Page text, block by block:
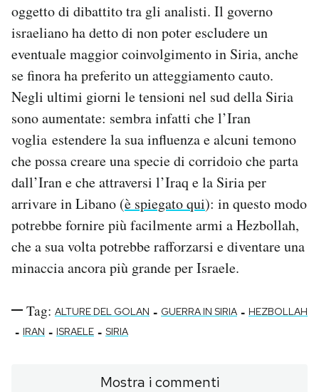
oggetto di dibattito tra gli analisti. Il governo
israeliano ha detto di non poter escludere un
eventuale maggior coinvolgimento in Siria, anche
se finora ha preferito un atteggiamento cauto.
Negli ultimi giorni le tensioni nel sud della Siria
sono aumentate: sembra infatti che l’Iran
voglia estendere la sua influenza e alcuni temono
che possa creare una specie di corridoio che parta
dall’Iran e che attraversi l’Iraq e la Siria per
arrivare in Libano (è spiegato qui): in questo modo
potrebbe fornire più facilmente armi a Hezbollah,
che a sua volta potrebbe rafforzarsi e diventare una
minaccia ancora più grande per Israele.
Tag: ALTURE DEL GOLAN - GUERRA IN SIRIA - HEZBOLLAH
- IRAN - ISRAELE - SIRIA
Mostra i commenti